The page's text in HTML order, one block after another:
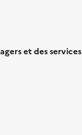
et des services